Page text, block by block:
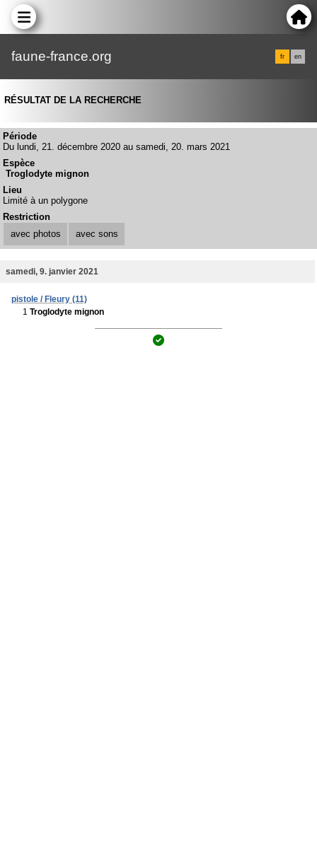
faune-france.org fr en
RÉSULTAT DE LA RECHERCHE
Période
Du lundi, 21. décembre 2020 au samedi, 20. mars 2021
Espèce
Troglodyte mignon
Lieu
Limité à un polygone
Restriction
avec photos
avec sons
samedi, 9. janvier 2021
pistole / Fleury (11)
1 Troglodyte mignon